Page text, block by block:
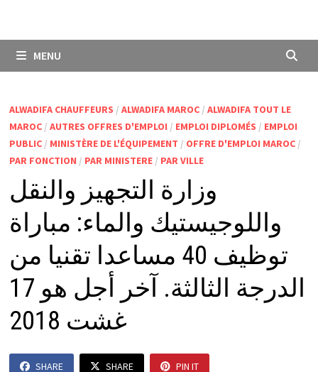
MENU
ALWADIFA CHAUFFEURS / ALWADIFA MAROC/ ALWADIFA TOUT LE
MAROC/ AUTRES OFFRES D'EMPLOI / EMPLOI DIPLOMÉS / EMPLOI
PUBLIC/ MINISTÈRE DE L'ÉQUIPEMENT / OFFRE D'EMPLOI MAROC/
PAR FONCTION / PAR MINISTERE/ PAR VILLE
وزارة التجهيز والنقل
واللوجيستيك والماء: مباراة
توظيف 40 مساعدا تقنيا من
الدرجة الثالثة. آخر أجل هو 17
غشت 2018
SHARE SHARE PIN IT